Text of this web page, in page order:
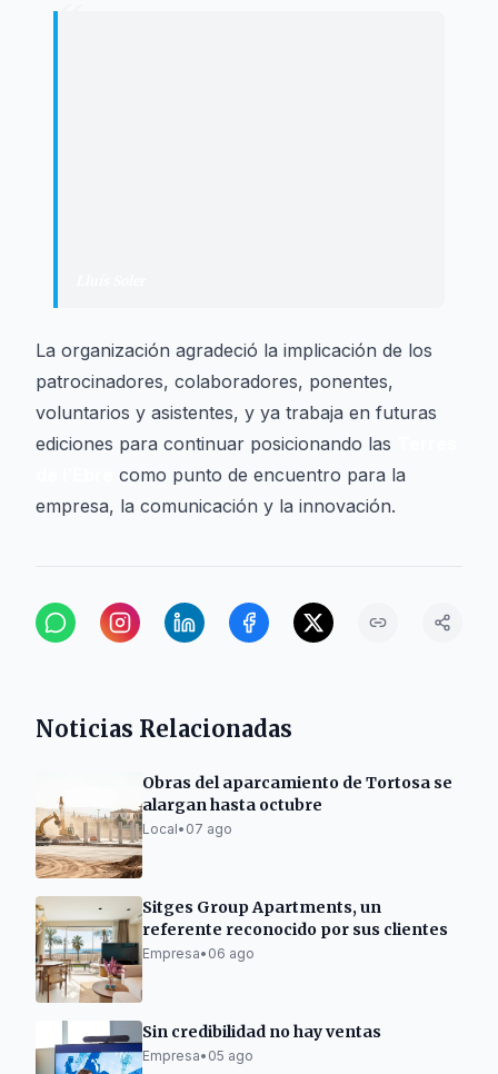
“
La organización agradeció la implicación de los
patrocinadores, colaboradores, ponentes,
voluntarios y asistentes, y ya trabaja en futuras
ediciones para continuar posicionando las
como punto de encuentro para la
empresa, la comunicación y la innovación.
Noticias Relacionadas
Obras del aparcamiento de Tortosa se
alargan hasta octubre
Local• 07 ago
Sitges Group Apartments, un
referente reconocido por sus clientes
Empresa• 06 ago
Sin credibilidad no hay ventas
Empresa• 05 ago